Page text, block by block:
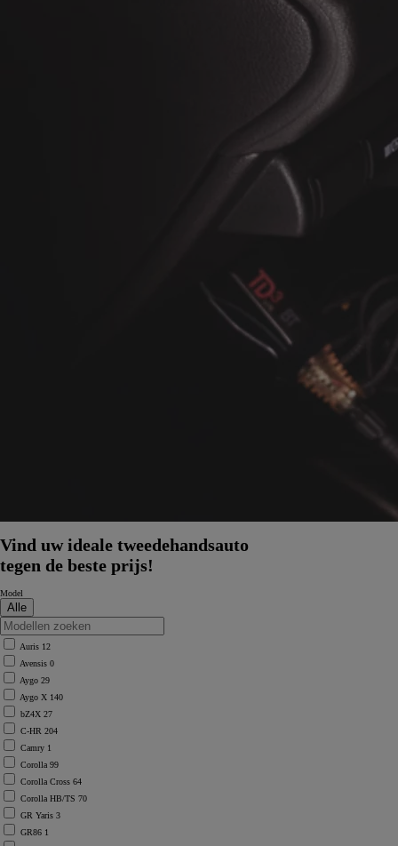
Vind uw ideale tweedehandsauto
tegen de beste prijs!
Model
Auris 12
Avensis 0
Aygo 29
Aygo X 140
bZ4X 27
C-HR 204
Camry 1
Corolla 99
Corolla Cross 64
Corolla HB/TS 70
GR Yaris 3
GR86 1